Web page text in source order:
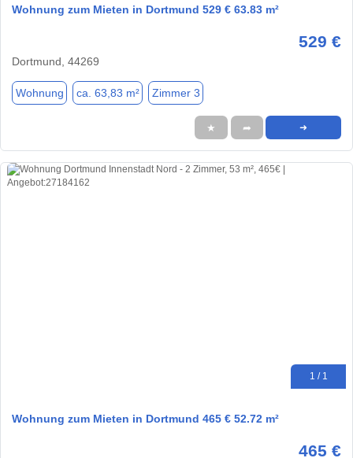
Wohnung zum Mieten in Dortmund 529 € 63.83 m²
529 €
Dortmund, 44269
Wohnung ca. 63,83 m² Zimmer 3
★ ➦ ➜
1 / 1
Wohnung zum Mieten in Dortmund 465 € 52.72 m²
465 €